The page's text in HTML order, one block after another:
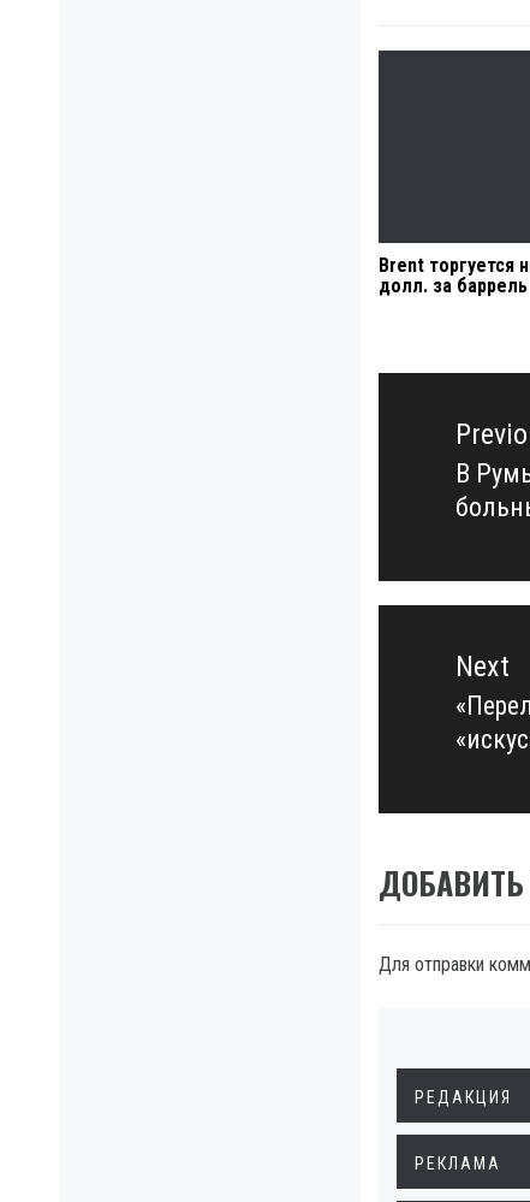
Brent торгуется
долл. за баррель
Навигация
записям
post:
В
Next
Next
post:
Для отправки
РЕДАКЦИЯ
РЕКЛАМА